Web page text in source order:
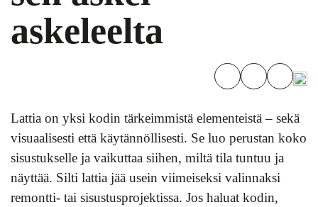
askeleelta
Lattia on yksi kodin tärkeimmistä elementeistä – sekä
visuaalisesti että käytännöllisesti. Se luo perustan koko
sisustukselle ja vaikuttaa siihen, miltä tila tuntuu ja
näyttää. Silti lattia jää usein viimeiseksi valinnaksi
remontti- tai sisustusprojektissa. Jos haluat kodin,